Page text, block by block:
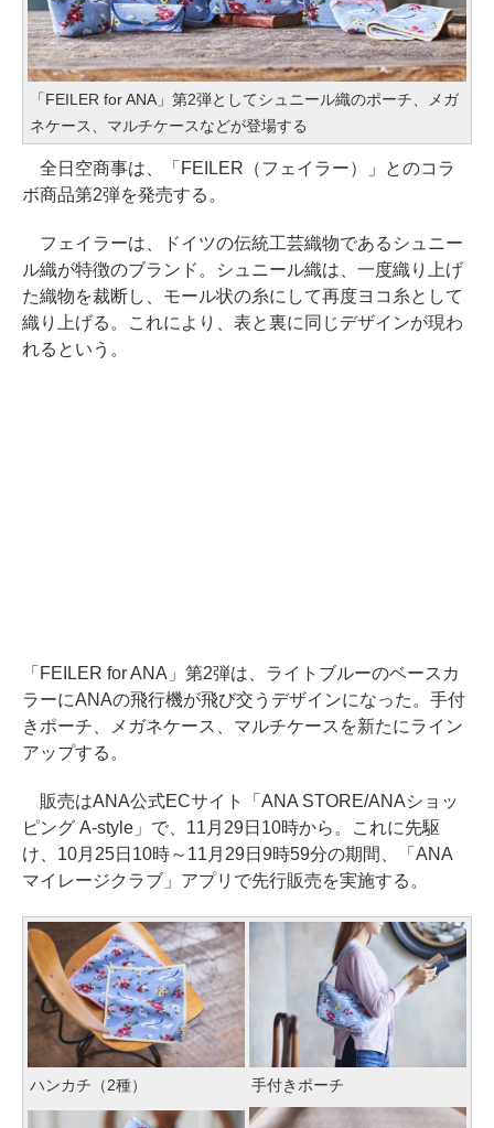
「FEILER for ANA」第2弾としてシュニール織のポーチ、メガ
ネケース、マルチケースなどが登場する
全日空商事は、「FEILER（フェイラー）」とのコラ
ボ商品第2弾を発売する。
フェイラーは、ドイツの伝統工芸織物であるシュニー
ル織が特徴のブランド。シュニール織は、一度織り上げ
た織物を裁断し、モール状の糸にして再度ヨコ糸として
織り上げる。これにより、表と裏に同じデザインが現わ
れるという。
「FEILER for ANA」第2弾は、ライトブルーのベースカ
ラーにANAの飛行機が飛び交うデザインになった。手付
きポーチ、メガネケース、マルチケースを新たにライン
アップする。
販売はANA公式ECサイト「ANA STORE/ANAショッ
ピング A-style」で、11月29日10時から。これに先駆
け、10月25日10時～11月29日9時59分の期間、「ANA
マイレージクラブ」アプリで先行販売を実施する。
ハンカチ（2種） 手付きポーチ